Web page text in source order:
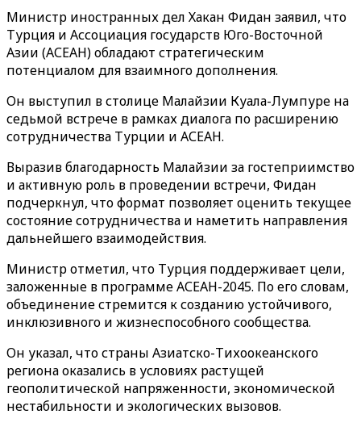
Министр иностранных дел Хакан Фидан заявил, что
Турция и Ассоциация государств Юго-Восточной
Азии (АСЕАН) обладают стратегическим
потенциалом для взаимного дополнения.
Он выступил в столице Малайзии Куала-Лумпуре на
седьмой встрече в рамках диалога по расширению
сотрудничества Турции и АСЕАН.
Выразив благодарность Малайзии за гостеприимство
и активную роль в проведении встречи, Фидан
подчеркнул, что формат позволяет оценить текущее
состояние сотрудничества и наметить направления
дальнейшего взаимодействия.
Министр отметил, что Турция поддерживает цели,
заложенные в программе АСЕАН-2045. По его словам,
объединение стремится к созданию устойчивого,
инклюзивного и жизнеспособного сообщества.
Он указал, что страны Азиатско-Тихоокеанского
региона оказались в условиях растущей
геополитической напряженности, экономической
нестабильности и экологических вызовов.